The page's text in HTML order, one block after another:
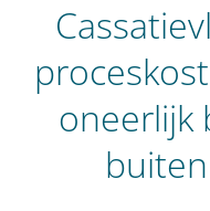
oneerlijk